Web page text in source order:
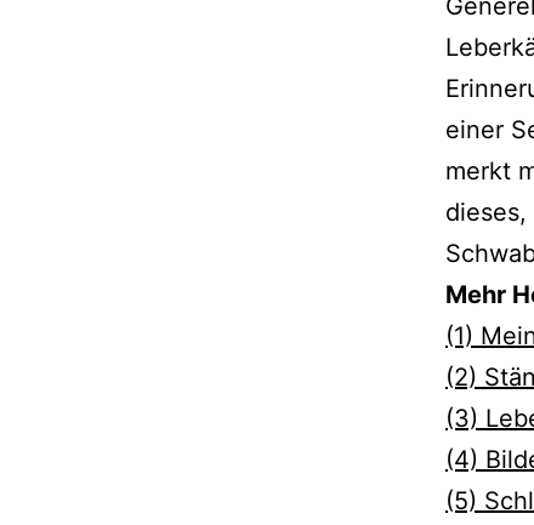
einer
merkt
Mehr
(1)
(2)
(3)
(4)
(5)